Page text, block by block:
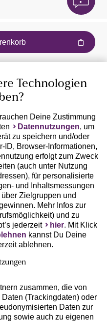
Technologien
Deine Zustimmung
Datennutzungen, um
zu speichern und/oder
ID, Browser-Informationen,
erfolgt zum Zweck
(auch unter Nutzung
für personalisierte
und Inhaltsmessungen
Zielgruppen und
Mehr Infos zur
und zu
jederzeit
hier. Mit Klick
kannst Du Deine
ablehnen.
zusammen, die von
(Trackingdaten) oder
Daten zur
sowie auch zu eigenen